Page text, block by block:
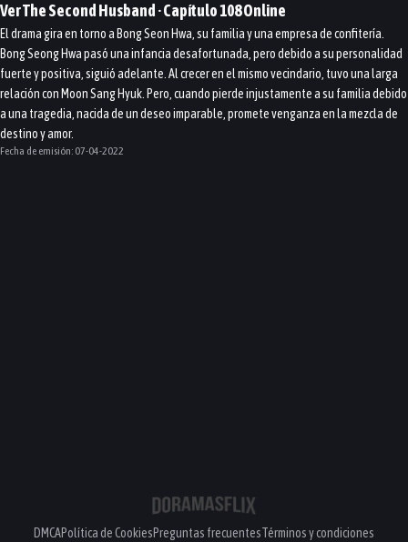
VerThe Second Husband· Capítulo108Online
El drama gira en torno a Bong Seon Hwa, su familia y una empresa de confitería.
Bong Seong Hwa pasó una infancia desafortunada, pero debido a su personalidad
fuerte y positiva, siguió adelante. Al crecer en el mismo vecindario, tuvo una larga
relación con Moon Sang Hyuk. Pero, cuando pierde injustamente a su familia debido
a una tragedia, nacida de un deseo imparable, promete venganza en la mezcla de
destino y amor.
Fecha de emisión: 07-04-2022
DMCAPolítica de CookiesPreguntas frecuentesTérminos y condiciones